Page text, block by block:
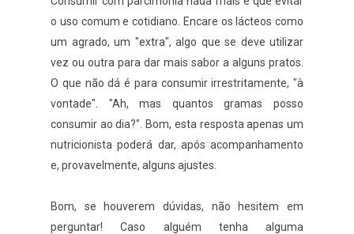
o uso comum e cotidiano. Encare os lácteos como
um agrado, um "extra", algo que se deve utilizar
vez ou outra para dar mais sabor a alguns pratos.
O que não dá é para consumir irrestritamente, "à
vontade". "Ah, mas quantos gramas posso
consumir ao dia?". Bom, esta resposta apenas um
nutricionista poderá dar, após acompanhamento
e, provavelmente, alguns ajustes.
Bom, se houverem dúvidas, não hesitem em
perguntar! Caso alguém tenha alguma